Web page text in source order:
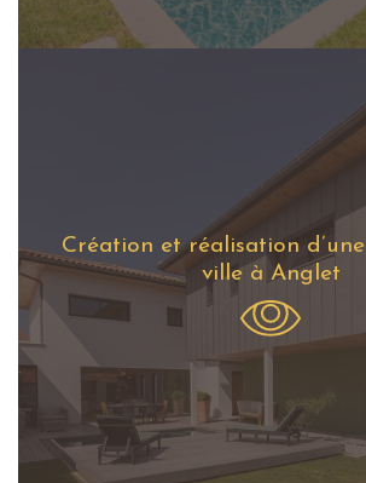
Création et réalisation
ville à Anglet